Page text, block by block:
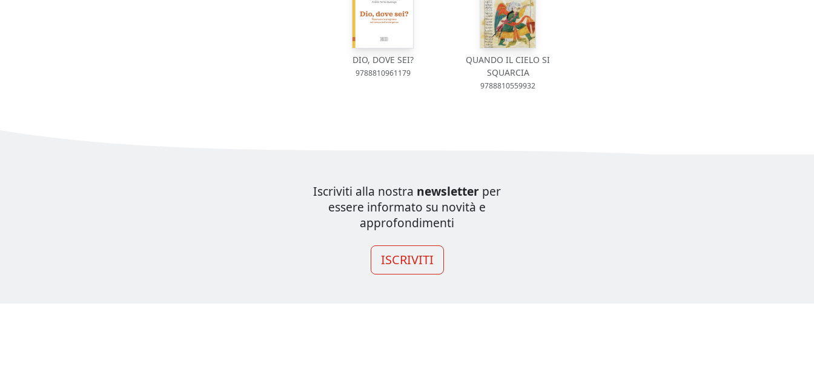
DIO, DOVE SEI?
9788810961179
QUANDO IL CIELO SI
SQUARCIA
9788810559932
Iscriviti alla nostra newsletter per
essere informato su novità e
approfondimenti
ISCRIVITI